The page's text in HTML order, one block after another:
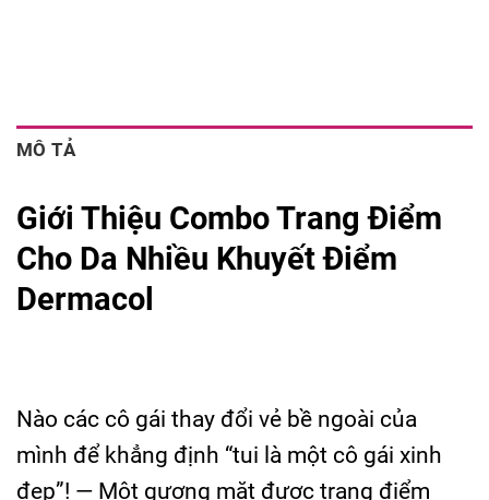
MÔ TẢ
Giới Thiệu Combo Trang Điểm
Cho Da Nhiều Khuyết Điểm
Dermacol
Nào các cô gái thay đổi vẻ bề ngoài của
mình để khẳng định “tui là một cô gái xinh
đẹp”! — Một gương mặt được trang điểm